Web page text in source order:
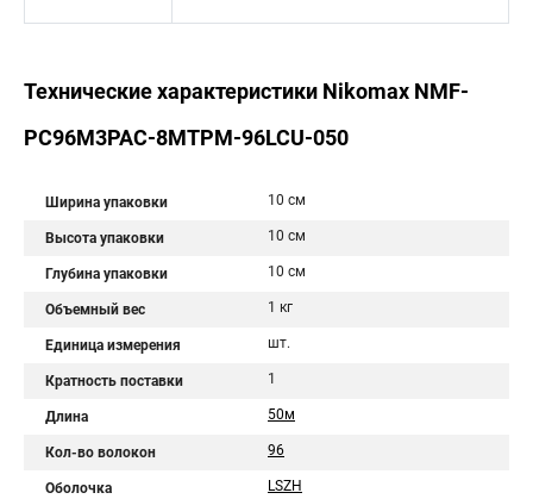
Технические характеристики Nikomax NMF-
PC96M3PAC-8MTPM-96LCU-050
Ширина упаковки 10 см
Высота упаковки 10 см
Глубина упаковки 10 см
Объемный вес 1 кг
Единица измерения шт.
Кратность поставки 1
Длина 50м
Кол-во волокон 96
Оболочка LSZH